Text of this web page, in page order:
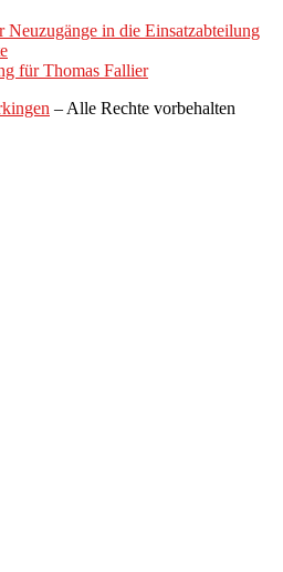
Neuzugänge in die Einsatzabteilung
für Thomas Fallier
– Alle Rechte vorbehalten